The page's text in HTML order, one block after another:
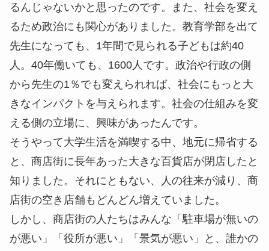
るんじゃないかと思ったのです。また、社会を変え
るため政治にも関心がありました。教育学部を出て
先生になっても、1年間で見られる子どもは約40
人。40年働いても、1600人です。政治や行政の側
から先生の1％でも変えられれば、社会にもっと大
きなインパクトを与えられます。社会の仕組みを変
える側の立場に、興味があったんです。
そうやって大学生活を満喫する中、地元に帰省する
と、商店街に長年あった大きな百貨店が閉店したと
知りました。それにともない、人の往来が減り、商
店街の空き店舗もどんどん増えていました。
しかし、商店街の人たちはみんな「駐車場が無いの
が悪い」「役所が悪い」「景気が悪い」と、誰かの